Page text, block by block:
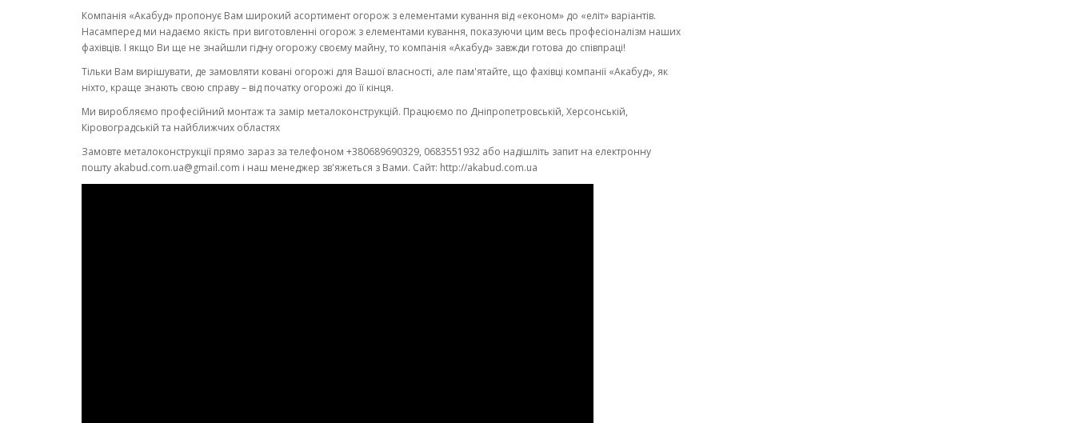
Компанія «Акабуд» пропонує Вам широкий асортимент огорож з елементами кування від «економ» до «еліт» варіантів.
Насамперед ми надаємо якість при виготовленні огорож з елементами кування, показуючи цим весь професіоналізм наших
фахівців. І якщо Ви ще не знайшли гідну огорожу своєму майну, то компанія «Акабуд» завжди готова до співпраці!
Тільки Вам вирішувати, де замовляти ковані огорожі для Вашої власності, але пам'ятайте, що фахівці компанії «Акабуд», як
ніхто, краще знають свою справу – від початку огорожі до її кінця.
Ми виробляємо професійний монтаж та замір металоконструкцій. Працюємо по Дніпропетровській, Херсонській,
Кіровоградській та найближчих областях
Замовте металоконструкції прямо зараз за телефоном +380689690329, 0683551932 або надішліть запит на електронну
пошту akabud.com.ua@gmail.com і наш менеджер зв'яжеться з Вами. Сайт: http://akabud.com.ua